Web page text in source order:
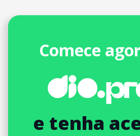
Comece
e tenha